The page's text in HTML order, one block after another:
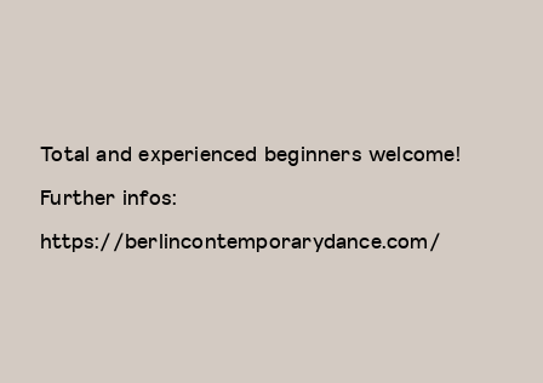
Total and experienced beginners welcome!
Further infos:
https://berlincontemporarydance.com/